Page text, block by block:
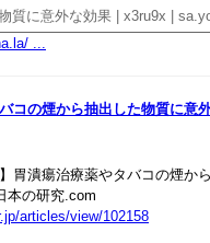
質に意外な効果 x3ru9x
...
コの煙から抽出した物質に意
】胃潰瘍治療薬やタバコの煙
本の研究.com
articles/view/102158